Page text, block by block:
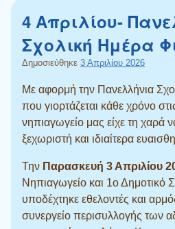
4 Απριλίου-
Σχολική Ημέρα
Δημοσιεύθηκε 3 Απριλίου 2026
Με αφορμή την Πανελλήνια
που γιορτάζεται κάθε χρόνο
νηπιαγωγείο μας είχε τη χαρά
ξεχωριστή και ιδιαίτερα
Την Παρασκευή 3 Απριλίου
Νηπιαγωγείο και 1ο Δημοτικό
υποδέχτηκε εθελοντές και
συνεργείο περισυλλογής των